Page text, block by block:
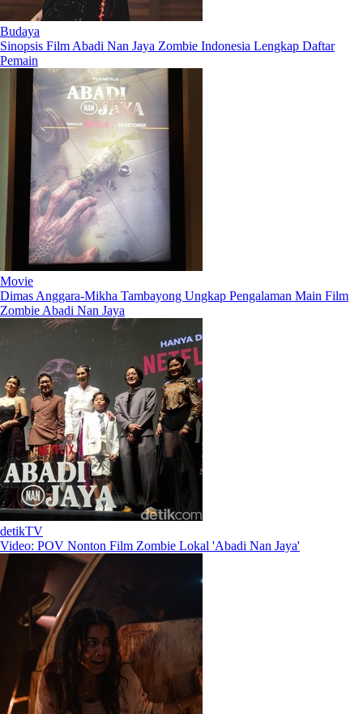
Budaya
Sinopsis Film Abadi Nan Jaya Zombie Indonesia Lengkap Daftar
Pemain
Movie
Dimas Anggara-Mikha Tambayong Ungkap Pengalaman Main Film
Zombie Abadi Nan Jaya
detikTV
Video: POV Nonton Film Zombie Lokal 'Abadi Nan Jaya'